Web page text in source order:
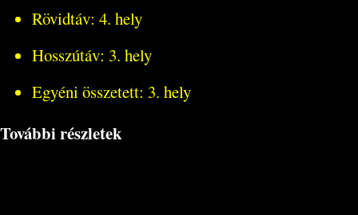
Rövidtáv: 4. hely
Hosszútáv: 3. hely
Egyéni összetett: 3. hely
További részletek